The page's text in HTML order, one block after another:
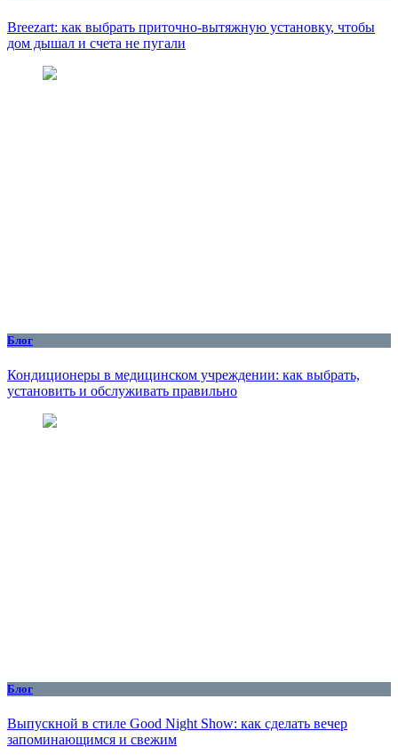
Breezart: как выбрать приточно-вытяжную установку, чтобы
дом дышал и счета не пугали
Блог
Кондиционеры в медицинском учреждении: как выбрать,
установить и обслуживать правильно
Блог
Выпускной в стиле Good Night Show: как сделать вечер
запоминающимся и свежим